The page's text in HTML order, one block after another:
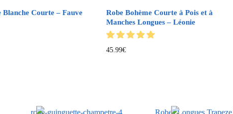
Blanche Courte – Fauve
Robe Bohème Courte à Pois et à
Manches Longues – Léonie
45.99€